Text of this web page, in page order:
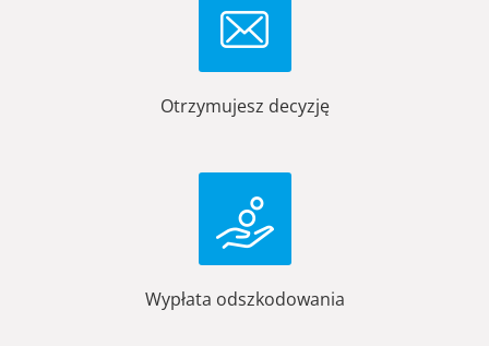
Otrzymujesz decyzję
Wypłata odszkodowania